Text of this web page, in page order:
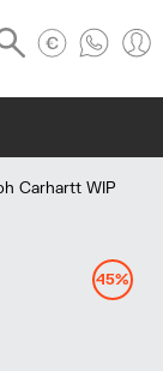
Carhartt WIP
45%